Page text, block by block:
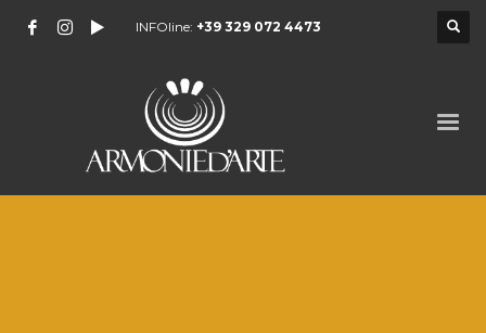
INFOline: +39 329 072 4473